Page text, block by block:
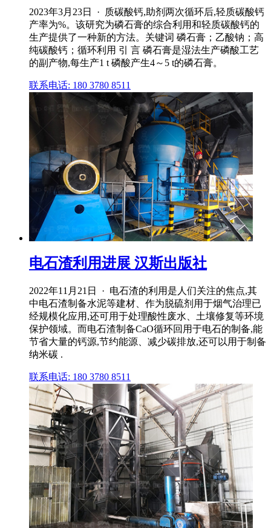
2023年3月23日 · 质碳酸钙,助剂两次循环后,轻质碳酸钙
产率为%。该研究为磷石膏的综合利用和轻质碳酸钙的
生产提供了一种新的方法。关键词 磷石膏；乙酸钠；高
纯碳酸钙；循环利用 引 言 磷石膏是湿法生产磷酸工艺
的副产物,每生产1 t 磷酸产生4～5 t的磷石膏。
联系电话: 180 3780 8511
电石渣利用进展 汉斯出版社
2022年11月21日 · 电石渣的利用是人们关注的焦点,其
中电石渣制备水泥等建材、作为脱硫剂用于烟气治理已
经规模化应用,还可用于处理酸性废水、土壤修复等环境
保护领域。而电石渣制备CaO循环回用于电石的制备,能
节省大量的钙源,节约能源、减少碳排放,还可以用于制备
纳米碳 .
联系电话: 180 3780 8511